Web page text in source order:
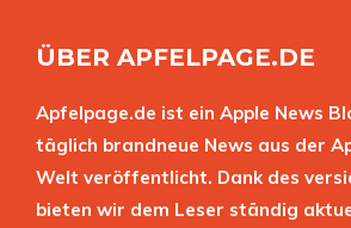
ÜBER APFELPAGE.DE
Apfelpage.de ist ein Apple News
täglich brandneue News aus der
Welt veröffentlicht. Dank des
bieten wir dem Leser ständig